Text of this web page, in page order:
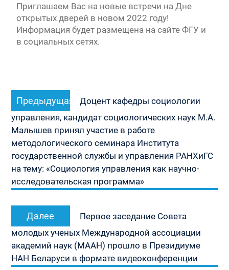
Приглашаем Вас на новые встречи на Дне
открытых дверей в новом 2022 году!
Информация будет размещена на сайте ФГУ и
в социальных сетях.
по
записям
Предыдущая
Предыдущая
запись:
Доцент кафедры социологии
управления, кандидат социологических наук М.А.
Малышев принял участие в работе
методологического семинара Института
государственной службы и управления РАНХиГС
на тему: «Социология управления как научно-
исследовательская программа»
Далее
запись:
Первое заседание Совета
молодых ученых Международной ассоциации
академий наук (МААН) прошло в Президиуме
НАН Беларуси в формате видеоконференции